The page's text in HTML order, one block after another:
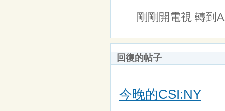
剛剛開電視 轉到
回復的帖子
今晚的CSI:NY